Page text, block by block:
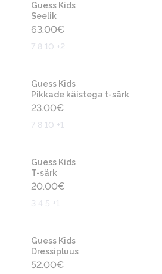
Guess Kids
Seelik
63.00€
7 8 10 +2
Guess Kids
Pikkade käistega t-särk
23.00€
7 8 10 +1
Guess Kids
T-särk
20.00€
3 4 5 +1
Guess Kids
Dressipluus
52.00€